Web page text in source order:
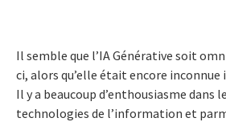
Il semble que l’IA Générative soit
ci, alors qu’elle était encore inconnue
Il y a beaucoup d’enthousiasme dans
technologies de l’information et